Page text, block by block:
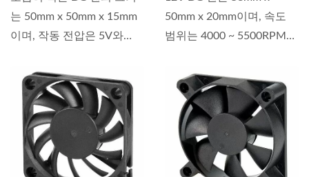
는 50mm x 50mm x 15mm
이며, 작동 전압은 5V와
50mm x 20mm이며, 속도
범위는 4000 ~ 5500RPM입